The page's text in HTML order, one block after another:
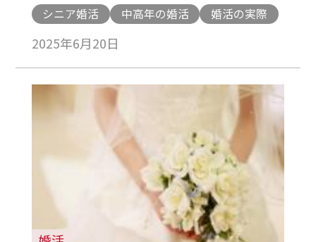
シニア婚活 中高年の婚活 婚活の実際
2025年6月20日